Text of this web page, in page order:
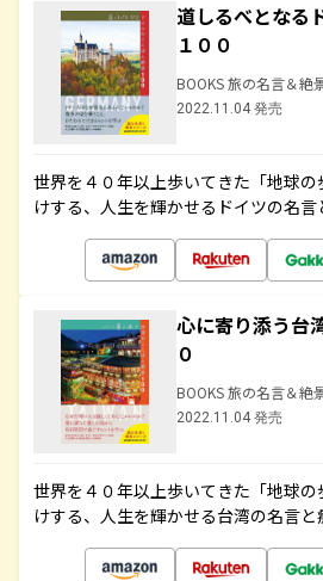
道しるべとなる
１００
BOOKS 旅の名言＆絶
2022.11.04 発売
世界を４０年以上歩いてきた「地球
けする、人生を輝かせるドイツの名
心に寄り添う台
０
BOOKS 旅の名言＆絶
2022.11.04 発売
世界を４０年以上歩いてきた「地球
けする、人生を輝かせる台湾の名言